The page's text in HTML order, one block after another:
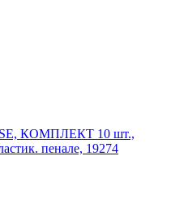
КОМПЛЕКТ 10 шт.,
пенале, 19274